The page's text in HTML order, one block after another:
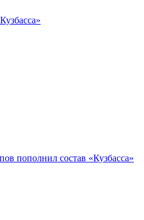
пополнил состав «Кузбасса»